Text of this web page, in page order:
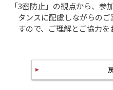
「3密防止」の観点から、参
タンスに配慮しながらの
すので、ご理解とご協力を